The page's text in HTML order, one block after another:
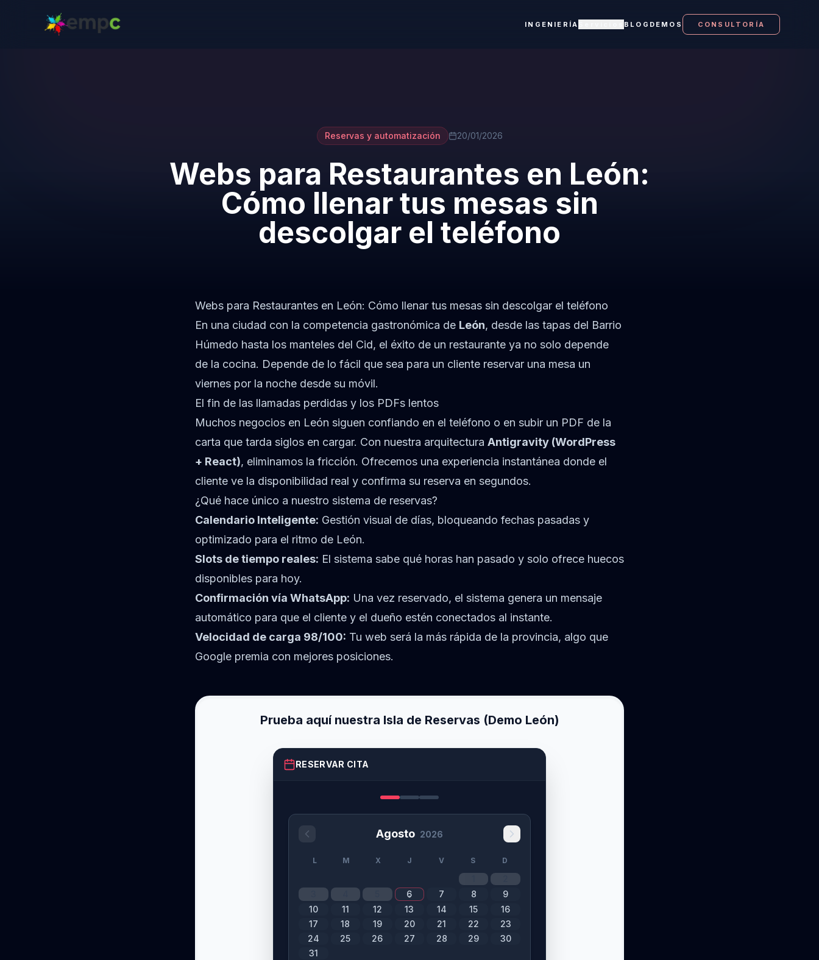
INGENIERÍA BLOG DEMOS CONSULTORÍA
Reservas y automatización 20/01/2026
Webs para Restaurantes en León:
Cómo llenar tus mesas sin
descolgar el teléfono
Webs para Restaurantes en León: Cómo llenar tus mesas sin descolgar el teléfono
En una ciudad con la competencia gastronómica de León, desde las tapas del Barrio
Húmedo hasta los manteles del Cid, el éxito de un restaurante ya no solo depende
de la cocina. Depende de lo fácil que sea para un cliente reservar una mesa un
viernes por la noche desde su móvil.
El fin de las llamadas perdidas y los PDFs lentos
Muchos negocios en León siguen confiando en el teléfono o en subir un PDF de la
carta que tarda siglos en cargar. Con nuestra arquitectura Antigravity (WordPress
+ React), eliminamos la fricción. Ofrecemos una experiencia instantánea donde el
cliente ve la disponibilidad real y confirma su reserva en segundos.
¿Qué hace único a nuestro sistema de reservas?
Calendario Inteligente: Gestión visual de días, bloqueando fechas pasadas y
optimizado para el ritmo de León.
Slots de tiempo reales: El sistema sabe qué horas han pasado y solo ofrece huecos
disponibles para hoy.
Confirmación vía WhatsApp: Una vez reservado, el sistema genera un mensaje
automático para que el cliente y el dueño estén conectados al instante.
Velocidad de carga 98/100: Tu web será la más rápida de la provincia, algo que
Google premia con mejores posiciones.
Prueba aquí nuestra Isla de Reservas (Demo León)
RESERVAR CITA
Agosto 2026
L M X J V S D
6 7 8
9
10
11 12 13 14 15
16
17
18 19 20 21 22
23
24
25 26 27 28 29
30
31